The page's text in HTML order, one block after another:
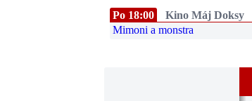
Po 18:00 Kino Máj Doksy
Mimoni a monstra